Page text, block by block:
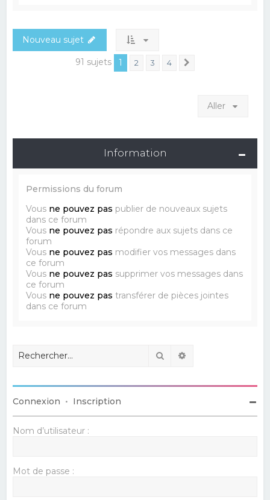
Nouveau sujet
91 sujets 1 2 3 4
Aller
Information
Permissions du forum
Vous ne pouvez pas publier de nouveaux sujets
dans ce forum
Vous ne pouvez pas répondre aux sujets dans ce
forum
Vous ne pouvez pas modifier vos messages dans
ce forum
Vous ne pouvez pas supprimer vos messages dans
ce forum
Vous ne pouvez pas transférer de pièces jointes
dans ce forum
Rechercher
Connexion • Inscription
Nom d’utilisateur :
Mot de passe :